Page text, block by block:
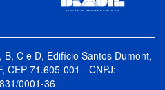
C e D, Edifício Santos Dumont,
CEP 71.605-001 - CNPJ:
0001-36